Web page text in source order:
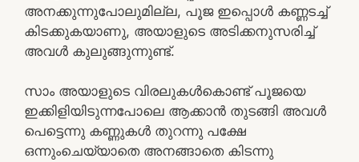
അനക്കുന്നുപോലുമില്ല, പൂജ ഇപ്പൊൾ കണ്ണടച്ച്
കിടക്കുകയാണു, അയാളുടെ അടിക്കനുസരിച്ച്
അവൾ കുലുങ്ങുന്നുണ്ട്.
സാം അയാളുടെ വിരലുകൾകൊണ്ട് പൂജയെ
ഇക്കിളിയിടുന്നപോലെ ആക്കാൻ തുടങ്ങി അവൾ
പെട്ടെന്നു കണ്ണുകൾ തുറന്നു പക്ഷേ
ഒന്നുംചെയ്യാതെ അനങ്ങാതെ കിടന്നു